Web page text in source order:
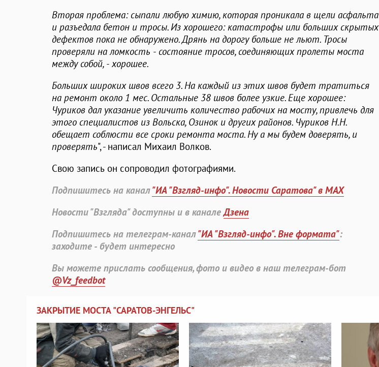
Вторая проблема: сыпали любую химию, которая проникала в щели асфальта
и разъедала бетон и тросы. Из хорошего: катастрофы или больших скрытых
дефектов пока не обнаружено. Дрянь на дорогу больше не льют. Тросы
проверяли на ломкость - состояние тросов, соединяющих пролеты моста
между собой, - хорошее.
Больших широких швов всего 3. На каждый из этих швов будет тратиться
на ремонт около 1 мес. Остальные 38 швов более узкие. Еще хорошее:
Чуриков дал указание увеличить количество рабочих на мосту, привлечь для
этого специалистов из Вольска, Озинок и других районов. Чуриков Н.Н.
обещает соблюсти все сроки ремонта моста. Ну а мы будем доверять, и
проверять", - написал Михаил Волков.
Свою запись он сопроводил фотографиями.
Подпишитесь на канал"ИА "Взгляд-инфо". Новости Саратова" в MAX
Новости "Взгляда" доступны и в каналеДзена
Подпишитесь на телеграм-канал"ИА "Взгляд-инфо". Вне формата":
заходите - будет интересно
Вы можете прислать сообщения, фото и видео в наш телеграм-бот
@Vz_feedbot
ЗАКРЫТИЕ МОСТА "САРАТОВ-ЭНГЕЛЬС"